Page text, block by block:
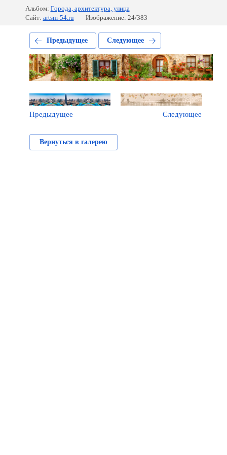
Альбом: Города, архитектура, улица
Сайт: artsm-54.ru Изображение: 24/383
Предыдущее Следующее
Предыдущее Следующее
Вернуться в галерею